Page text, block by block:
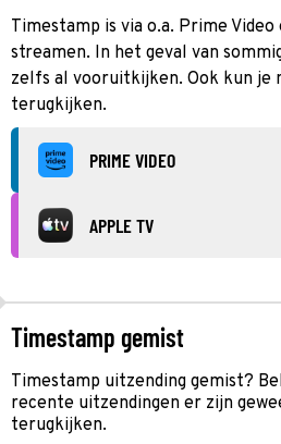
Timestamp is via o.a. Prime
streamen. In het geval van
zelfs al vooruitkijken. Ook kun je
terugkijken.
PRIME VIDEO
APPLE TV
Timestamp gemist
Timestamp uitzending gemist?
recente uitzendingen er zijn
terugkijken.